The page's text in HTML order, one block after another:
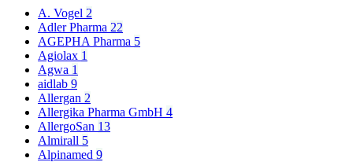
A. Vogel 2
Adler Pharma 22
AGEPHA Pharma 5
Agiolax 1
Agwa 1
aidlab 9
Allergan 2
Allergika Pharma GmbH 4
AllergoSan 13
Almirall 5
Alpinamed 9